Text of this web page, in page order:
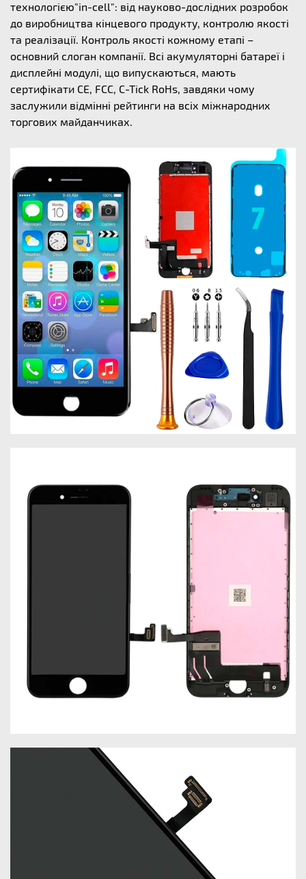
технологією"in-cell": від науково-дослідних розробок
до виробництва кінцевого продукту, контролю якості
та реалізації. Контроль якості кожному етапі –
основний слоган компанії. Всі акумуляторні батареї і
дисплейні модулі, що випускаються, мають
сертифікати CE, FCC, C-Tick RoHs, завдяки чому
заслужили відмінні рейтинги на всіх міжнародних
торгових майданчиках.